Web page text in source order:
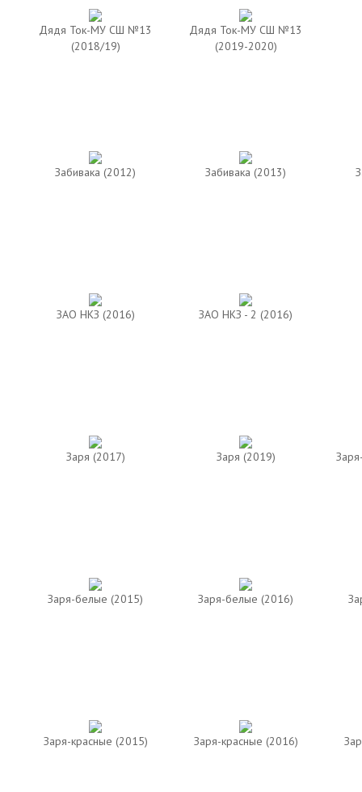
Дядя Ток-МУ СШ №13
(2018/19)
Дядя Ток-МУ СШ №13
(2019-2020)
Забивака (2012) Забивака (2013)
ЗАО НКЗ (2016) ЗАО НКЗ - 2 (2016)
Заря (2017) Заря (2019)
Заря-белые (2015) Заря-белые (2016)
Заря-красные (2015) Заря-красные (2016)